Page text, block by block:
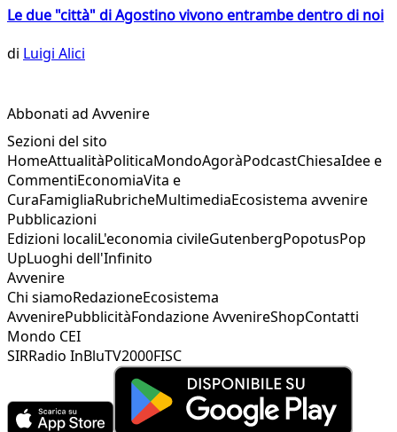
Le due "città" di Agostino vivono entrambe dentro di noi
di Luigi Alici
Abbonati ad Avvenire
Sezioni del sito
HomeAttualitàPoliticaMondoAgoràPodcastChiesaIdee e
CommentiEconomiaVita e
CuraFamigliaRubricheMultimediaEcosistema avvenire
Pubblicazioni
Edizioni localiL'economia civileGutenbergPopotusPop
UpLuoghi dell'Infinito
Avvenire
Chi siamoRedazioneEcosistema
AvvenirePubblicitàFondazione AvvenireShopContatti
Mondo CEI
SIRRadio InBluTV2000FISC